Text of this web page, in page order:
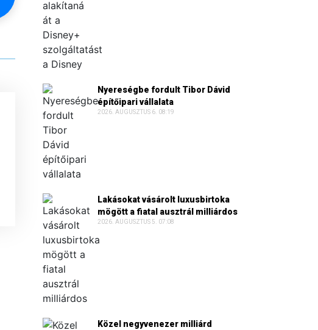
Nyereségbe fordult Tibor Dávid
építőipari vállalata
2026. AUGUSZTUS 6. 08:19
Lakásokat vásárolt luxusbirtoka
mögött a fiatal ausztrál milliárdos
2026. AUGUSZTUS 5. 07:08
Közel negyvenezer milliárd